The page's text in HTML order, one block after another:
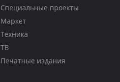
Специальные проекты
Маркет
Техника
ТВ
Печатные издания